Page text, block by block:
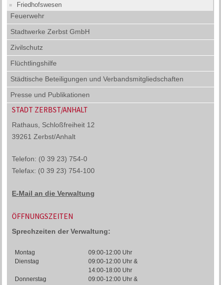
Friedhofswesen
Feuerwehr
Stadtwerke Zerbst GmbH
Zivilschutz
Flüchtlingshilfe
Städtische Beteiligungen und Verbandsmitgliedschaften
Presse und Publikationen
STADT ZERBST/ANHALT
Rathaus, Schloßfreiheit 12
39261 Zerbst/Anhalt
Telefon: (0 39 23) 754-0
Telefax: (0 39 23) 754-100
E-Mail an die Verwaltung
ÖFFNUNGSZEITEN
Sprechzeiten der Verwaltung:
Montag
09:00-12:00 Uhr
Dienstag
09:00-12:00 Uhr &
14:00-18:00 Uhr
Donnerstag
09:00-12:00 Uhr &